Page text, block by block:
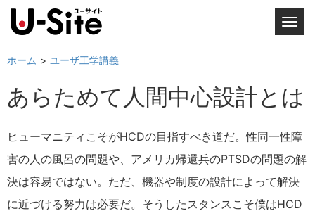
T
l
e
a
v
i
a
ホーム ユーザ工学講義
あらためて人間中心設計とは
ヒューマニティこそがHCDの目指すべき道だ。性同一性障
害の人の風呂の問題や、アメリカ帰還兵のPTSDの問題の解
決は容易ではない。ただ、機器や制度の設計によって解決
に近づける努力は必要だ。そうしたスタンスこそ僕はHCD